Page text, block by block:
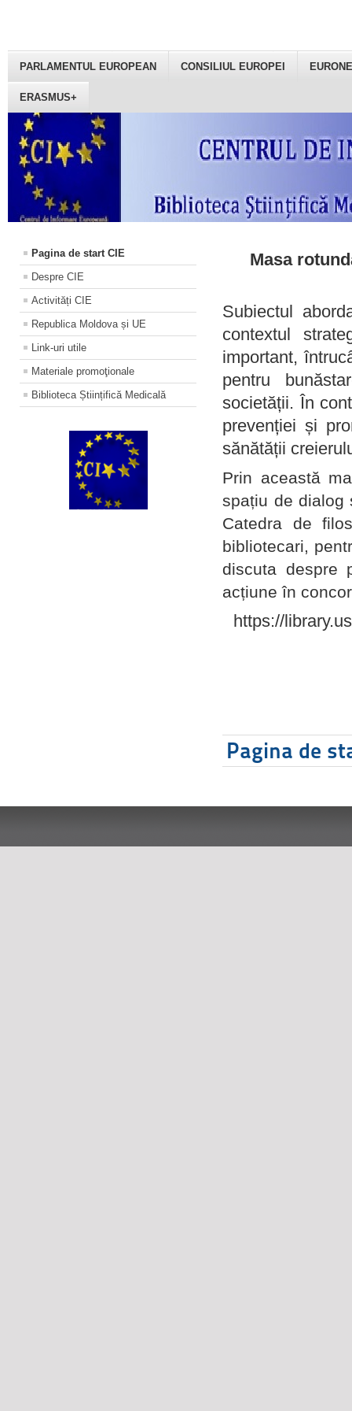
PARLAMENTUL EUROPEAN CONSILIUL EUROPEI
ERASMUS+
Pagina de start CIE
Despre CIE
Activități CIE
Republica Moldova și UE
Link-uri utile
Materiale promoţionale
Biblioteca Științifică Medicală
Masa
Subiectul
contextul
important,
pentru
societății. În
prevenției și
sănătății
Prin această
spațiu de dialog
Catedra de
bibliotecari,
discuta despre
acțiune în
https://
Pagina de